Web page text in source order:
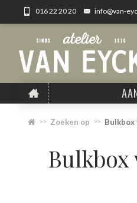
016 22 20 20 info@van-
Zoeken op Bulkbox
Bulkbox